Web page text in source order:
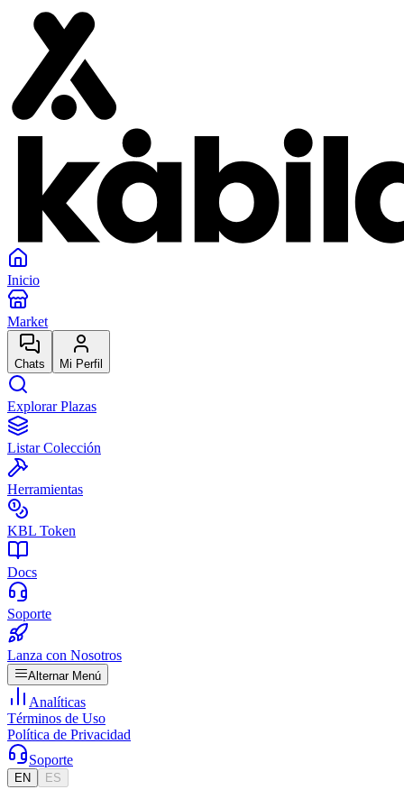
Inicio
Market
Chats Mi Perfil
Explorar Plazas
Listar Colección
Herramientas
KBL Token
Docs
Soporte
Lanza con Nosotros
Alternar Menú
Analíticas
Términos de Uso
Política de Privacidad
Soporte
EN ES